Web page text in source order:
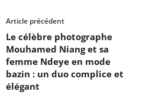
Article précédent
Le célèbre photographe
Mouhamed Niang et sa
femme Ndeye en mode
bazin : un duo complice et
élégant